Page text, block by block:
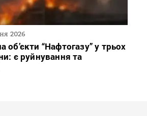
2026
об’єкти “Нафтогазу” у трьох
є руйнування та